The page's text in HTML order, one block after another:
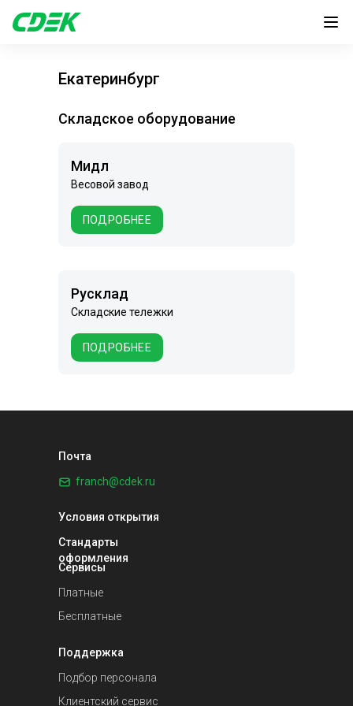
Екатеринбург
Русклад
Складские тележки
ПОДРОБНЕЕ
Мидл
Весовой завод
ПОДРОБНЕЕ
Складское оборудование
Условия открытия
Стандарты
оформления
Сервисы
Почта
franch@cdek.ru
Поддержка
Клиентский сервис
Подбор персонала
Бесплатные
Платные